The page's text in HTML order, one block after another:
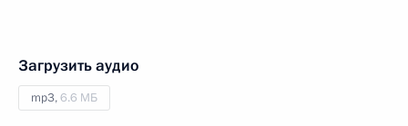
Загрузить аудио
mp3,6.6 МБ